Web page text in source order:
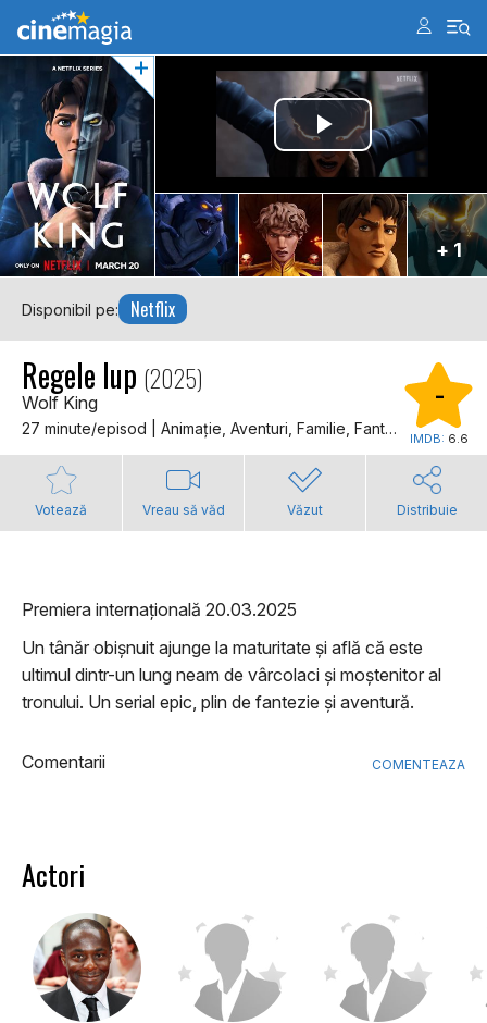
+ 1
Disponibil pe: Netflix
Regele lup (2025)
Wolf King
27 minute/episod | Animaţie, Aventuri, Familie, Fantastic, Horror
-
IMDB: 6.6
Votează Vreau să văd Văzut Distribuie
Premiera internațională 20.03.2025
Un tânăr obișnuit ajunge la maturitate și află că este
ultimul dintr-un lung neam de vârcolaci și moștenitor al
tronului. Un serial epic, plin de fantezie și aventură.
Comentarii COMENTEAZA
Actori